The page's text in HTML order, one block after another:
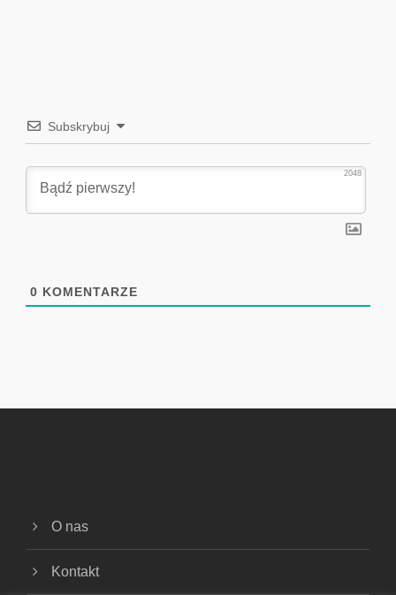
Subskrybuj
2048
0 KOMENTARZE
O nas
Kontakt